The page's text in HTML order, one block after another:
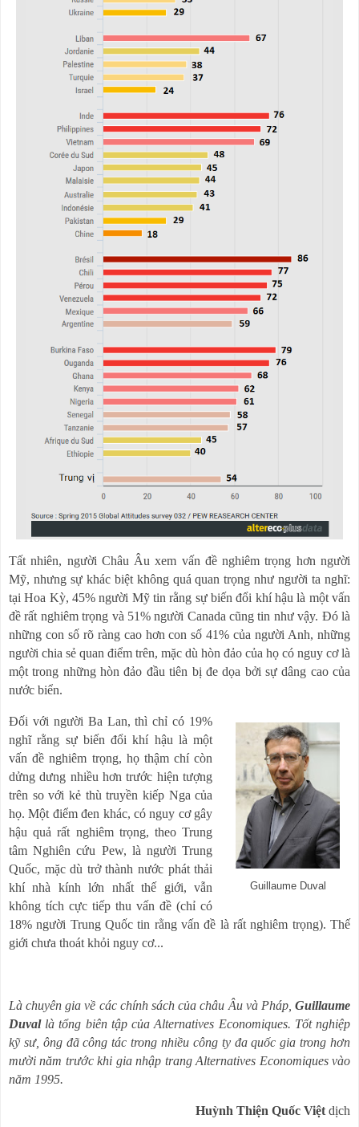
Tất nhiên, người Châu Âu xem vấn đề nghiêm trọng hơn người
Mỹ, nhưng sự khác biệt không quá quan trọng như người ta nghĩ:
tại Hoa Kỳ, 45% người Mỹ tin rằng sự biến đổi khí hậu là một vấn
đề rất nghiêm trọng và 51% người Canada cũng tin như vậy. Đó là
những con số rõ ràng cao hơn con số 41% của người Anh, những
người chia sẻ quan điểm trên, mặc dù hòn đảo của họ có nguy cơ là
một trong những hòn đảo đầu tiên bị đe dọa bởi sự dâng cao của
nước biển.
Guillaume Duval
Đối với người Ba Lan, thì chỉ có 19%
nghĩ rằng sự biến đổi khí hậu là một
vấn đề nghiêm trọng, họ thậm chí còn
dửng dưng nhiều hơn trước hiện tượng
trên so với kẻ thù truyền kiếp Nga của
họ. Một điểm đen khác, có nguy cơ gây
hậu quả rất nghiêm trọng, theo Trung
tâm Nghiên cứu Pew, là người Trung
Quốc, mặc dù trở thành nước phát thải
khí nhà kính lớn nhất thế giới, vẫn
không tích cực tiếp thu vấn đề (chỉ có
18% người Trung Quốc tin rằng vấn đề là rất nghiêm trọng). Thế
giới chưa thoát khỏi nguy cơ...
Là chuyên gia về các chính sách của châu Âu và Pháp, Guillaume
Duval là tổng biên tập của Alternatives Economiques. Tốt nghiệp
kỹ sư, ông đã công tác trong nhiều công ty đa quốc gia trong hơn
mười năm trước khi gia nhập trang Alternatives Economiques vào
năm 1995.
Huỳnh Thiện Quốc Việt dịch